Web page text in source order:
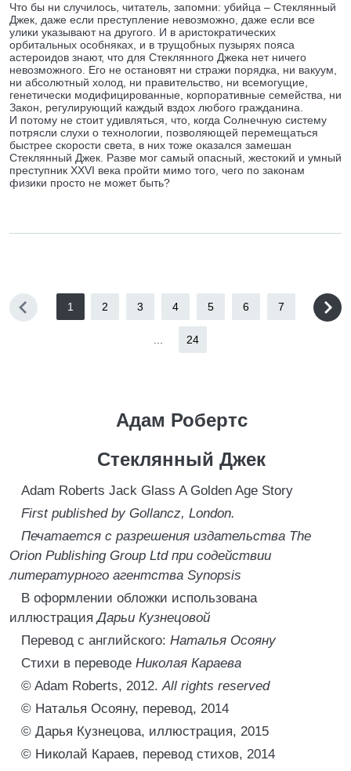
Что бы ни случилось, читатель, запомни: убийца – Стеклянный
Джек, даже если преступление невозможно, даже если все
улики указывают на другого. И в аристократических
орбитальных особняках, и в трущобных пузырях пояса
астероидов знают, что для Стеклянного Джека нет ничего
невозможного. Его не остановят ни стражи порядка, ни вакуум,
ни абсолютный холод, ни правительство, ни всемогущие,
генетически модифицированные, корпоративные семейства, ни
Закон, регулирующий каждый вздох любого гражданина.
И потому не стоит удивляться, что, когда Солнечную систему
потрясли слухи о технологии, позволяющей перемещаться
быстрее скорости света, в них тоже оказался замешан
Стеклянный Джек. Разве мог самый опасный, жестокий и умный
преступник XXVI века пройти мимо того, чего по законам
физики просто не может быть?
1 2 3 4 5 6 7
24
Адам Робертс
Стеклянный Джек
Adam Roberts Jack Glass A Golden Age Story
First published by Gollancz, London.
Печатается с разрешения издательства The
Orion Publishing Group Ltd при содействии
литературного агентства Synopsis
В оформлении обложки использована
иллюстрацияДарьи Кузнецовой
Перевод с английского: Наталья Осояну
Стихи в переводе Николая Караева
© Adam Roberts, 2012.All rights reserved
© Наталья Осояну, перевод, 2014
© Дарья Кузнецова, иллюстрация, 2015
© Николай Караев, перевод стихов, 2014